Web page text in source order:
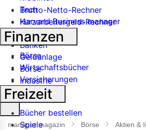
Tech
Harvard Business manager
Handel
Banken
Geldanlage
Börse
Industrie
Suche
öffnen
manager magazin Börse Aktien &
Brutto-Netto-Rechner
Kurzarbeitergeld-Rechner
Finanzen
Börse
Wirtschaftsbücher
Versicherungen
Freizeit
Bücher bestellen
Spiele